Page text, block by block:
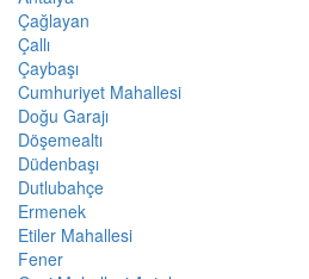
Çağlayan
Çallı
Çaybaşı
Cumhuriyet Mahallesi
Doğu Garajı
Döşemealtı
Düdenbaşı
Dutlubahçe
Ermenek
Etiler Mahallesi
Fener